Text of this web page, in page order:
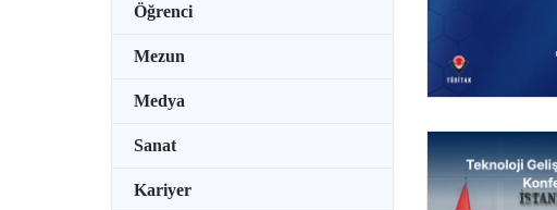
Öğrenci
Mezun
Medya
Sanat
Kariyer